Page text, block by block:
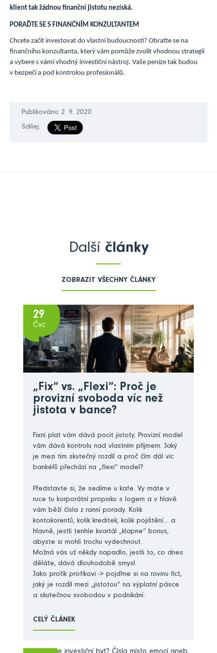
klient tak žádnou finanční jistotu nezíská.
PORAĎTE SE S FINANČNÍM KONZULTANTEM
Chcete začít investovat do vlastní budoucnosti? Obraťte se na
finančního konzultanta, který vám pomůže zvolit vhodnou strategii
a vybere s vámi vhodný investiční nástroj. Vaše peníze tak budou
v bezpečí a pod kontrolou profesionálů.
Publikováno 2. 9. 2020
Sdílej:
Další články
ZOBRAZIT VŠECHNY ČLÁNKY
29
Čvc
„Fix“ vs. „Flexi“: Proč je
provizní svoboda víc než
jistota v bance?
Fixní plat vám dává pocit jistoty. Provizní model
vám dává kontrolu nad vlastním příjmem. Jaký
je mezi tím skutečný rozdíl a proč čím dál víc
bankéřů přechází na „flexi“ model?
Představte si, že sedíme u kafe. Vy máte v
ruce tu korporátní propisku s logem a v hlavě
vám běží čísla z ranní porady. Kolik
kontokorentů, kolik kreditek, kolik pojištění… a
hlavně, jestli tenhle kvartál „klapne“ bonus,
abyste si mohli trochu vydechnout.
Možná vás už někdy napadlo, jestli to, co dnes
děláte, dává dlouhodobě smysl.
Jako profík profíkovi -> pojďme si na rovinu říct,
jaký je rozdíl mezi „jistotou“ na výplatní pásce
a skutečnou svobodou v podnikání.
CELÝ ČLÁNEK